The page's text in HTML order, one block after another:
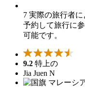
7 実際の旅行者
予約して旅行に
可能です。
9.2 特上の
Jia Juen N